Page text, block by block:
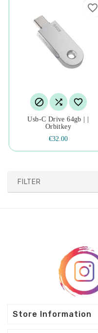
  
Usb-C Drive 64gb | |
Orbitkey
€32.00
favorite_border
FILTER
Store Information